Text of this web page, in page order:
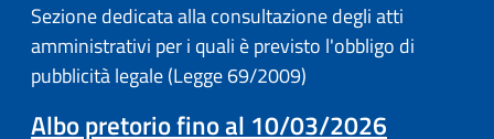
Sezione dedicata alla consultazione degli atti
amministrativi per i quali è previsto l'obbligo di
pubblicità legale (Legge 69/2009)
Albo pretorio fino al 10/03/2026